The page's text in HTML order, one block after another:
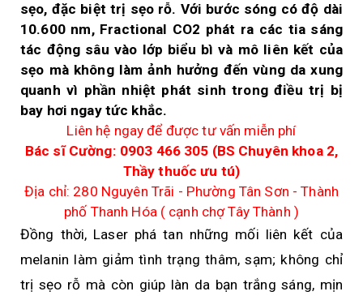
Bệnh trứng cá
Bệnh u tuyến mồ hôi
Viêm da cơ địa
Bệnh viêm nang lông
Bệnh nấm da
Bệnh u mềm lây
Bệnh viêm da tiếp xúc
Bệnh viêm kẽ
Bệnh bạch biến
sẹo, đặc biệt trị sẹo rỗ. Với bước sóng có độ dài
10.600 nm, Fractional CO2 phát ra các tia sáng
tác động sâu vào lớp biểu bì và mô liên kết của
sẹo mà không làm ảnh hưởng đến vùng da xung
quanh vì phần nhiệt phát sinh trong điều trị bị
bay hơi ngay tức khắc.
Liên hệ ngay để được tư vấn miễn phí
Bác sĩ Cường: 0903 466 305 (BS Chuyên khoa 2,
Thầy thuốc ưu tú)
Địa chỉ: 280 Nguyên Trãi - Phường Tân Sơn - Thành
phố Thanh Hóa ( cạnh chợ Tây Thành )
Đồng thời, Laser phá tan những mối liên kết của
melanin làm giảm tình trạng thâm, sạm; không chỉ
trị sẹo rỗ mà còn giúp làn da bạn trắng sáng, mịn